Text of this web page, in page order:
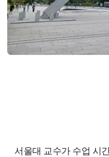
서울대 교수가 수업 시